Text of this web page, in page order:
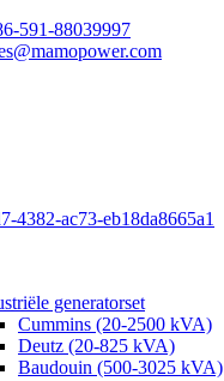
591-88039997
generatorset
Cummins (20-2500 kVA)
Deutz (20-825 kVA)
Baudouin (500-3025 kVA)